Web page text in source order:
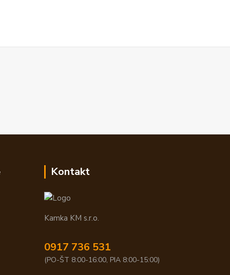
Kontakt
Kamka KM s.r.o.
0917 736 531
(PO-ŠT 8:00-16:00, PIA 8:00-15:00)